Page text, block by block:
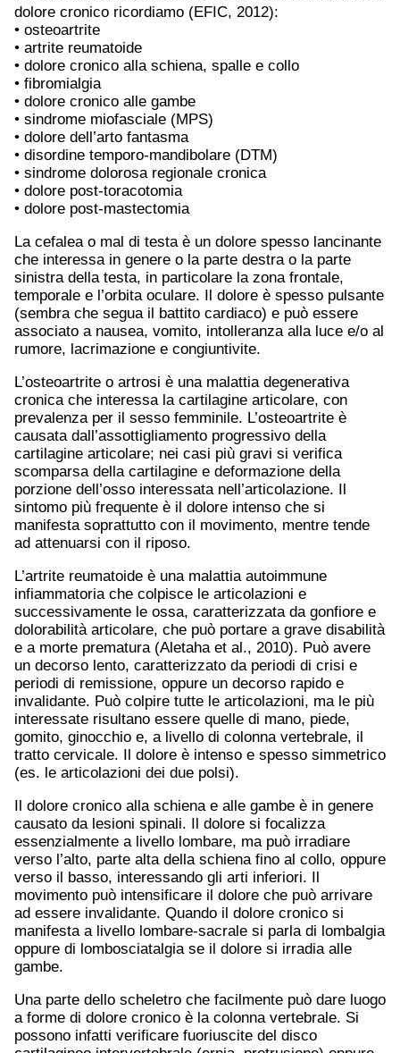
dolore cronico ricordiamo (EFIC, 2012):
• osteoartrite
• artrite reumatoide
• dolore cronico alla schiena, spalle e collo
• fibromialgia
• dolore cronico alle gambe
• sindrome miofasciale (MPS)
• dolore dell’arto fantasma
• disordine temporo-mandibolare (DTM)
• sindrome dolorosa regionale cronica
• dolore post-toracotomia
• dolore post-mastectomia
La cefalea o mal di testa è un dolore spesso lancinante
che interessa in genere o la parte destra o la parte
sinistra della testa, in particolare la zona frontale,
temporale e l’orbita oculare. Il dolore è spesso pulsante
(sembra che segua il battito cardiaco) e può essere
associato a nausea, vomito, intolleranza alla luce e/o al
rumore, lacrimazione e congiuntivite.
L’osteoartrite o artrosi è una malattia degenerativa
cronica che interessa la cartilagine articolare, con
prevalenza per il sesso femminile. L’osteoartrite è
causata dall’assottigliamento progressivo della
cartilagine articolare; nei casi più gravi si verifica
scomparsa della cartilagine e deformazione della
porzione dell’osso interessata nell’articolazione. Il
sintomo più frequente è il dolore intenso che si
manifesta soprattutto con il movimento, mentre tende
ad attenuarsi con il riposo.
L’artrite reumatoide è una malattia autoimmune
infiammatoria che colpisce le articolazioni e
successivamente le ossa, caratterizzata da gonfiore e
dolorabilità articolare, che può portare a grave disabilità
e a morte prematura (Aletaha et al., 2010). Può avere
un decorso lento, caratterizzato da periodi di crisi e
periodi di remissione, oppure un decorso rapido e
invalidante. Può colpire tutte le articolazioni, ma le più
interessate risultano essere quelle di mano, piede,
gomito, ginocchio e, a livello di colonna vertebrale, il
tratto cervicale. Il dolore è intenso e spesso simmetrico
(es. le articolazioni dei due polsi).
Il dolore cronico alla schiena e alle gambe è in genere
causato da lesioni spinali. Il dolore si focalizza
essenzialmente a livello lombare, ma può irradiare
verso l’alto, parte alta della schiena fino al collo, oppure
verso il basso, interessando gli arti inferiori. Il
movimento può intensificare il dolore che può arrivare
ad essere invalidante. Quando il dolore cronico si
manifesta a livello lombare-sacrale si parla di lombalgia
oppure di lombosciatalgia se il dolore si irradia alle
gambe.
Una parte dello scheletro che facilmente può dare luogo
a forme di dolore cronico è la colonna vertebrale. Si
possono infatti verificare fuoriuscite del disco